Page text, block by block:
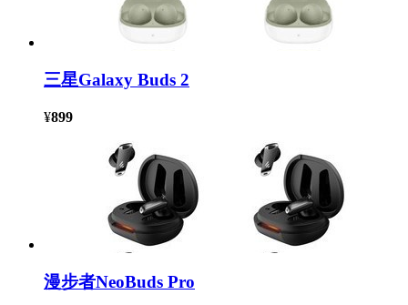
三星Galaxy Buds 2
¥899
漫步者NeoBuds Pro